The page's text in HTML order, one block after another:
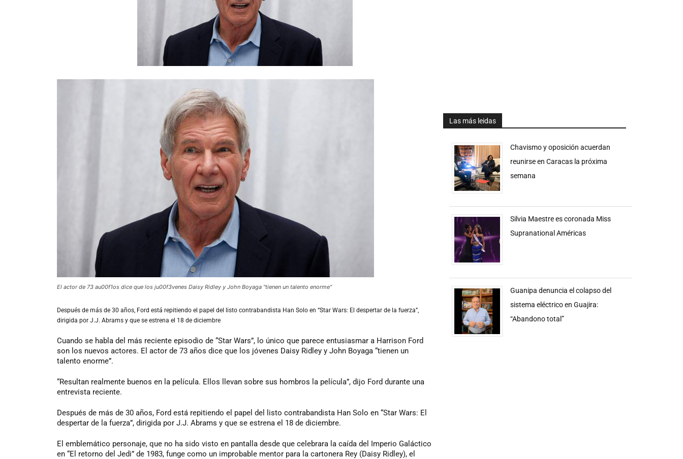
El actor de 73 au00f1os dice que los ju00f3venes Daisy Ridley y John Boyaga "tienen un talento enorme''
Después de más de 30 años, Ford está repitiendo el papel del listo contrabandista Han Solo en “Star Wars: El despertar de la fuerza”,
dirigida por J.J. Abrams y que se estrena el 18 de diciembre
Cuando se habla del más reciente episodio de “Star Wars”, lo único que parece entusiasmar a Harrison Ford
son los nuevos actores. El actor de 73 años dice que los jóvenes Daisy Ridley y John Boyaga “tienen un
talento enorme”.
“Resultan realmente buenos en la película. Ellos llevan sobre sus hombros la película”, dijo Ford durante una
entrevista reciente.
Después de más de 30 años, Ford está repitiendo el papel del listo contrabandista Han Solo en “Star Wars: El
despertar de la fuerza”, dirigida por J.J. Abrams y que se estrena el 18 de diciembre.
El emblemático personaje, que no ha sido visto en pantalla desde que celebrara la caída del Imperio Galáctico
en “El retorno del Jedi” de 1983, funge como un improbable mentor para la cartonera Rey (Daisy Ridley), el
Las más leidas
Chavismo y oposición acuerdan
reunirse en Caracas la próxima
semana
Silvia Maestre es coronada Miss
Supranational Américas
Guanipa denuncia el colapso del
sistema eléctrico en Guajira:
“Abandono total”